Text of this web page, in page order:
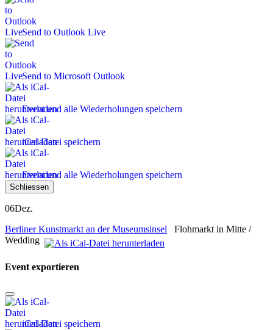
Send to Outlook Live
Send to Microsoft Outlook
Event und alle Wiederholungen speichern
iCal-Datei speichern
Event und alle Wiederholungen speichern
Schliessen
06Dez.
Berliner Kunstmarkt an der Museumsinsel Flohmarkt in Mitte /
Wedding
Event exportieren
iCal-Datei speichern